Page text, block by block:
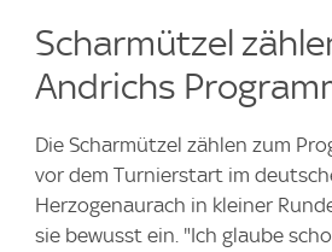
Scharmützel
Andrichs
Die Scharmützel zählen zum
vor dem Turnierstart im
Herzogenaurach in kleiner
sie bewusst ein. "Ich glaube